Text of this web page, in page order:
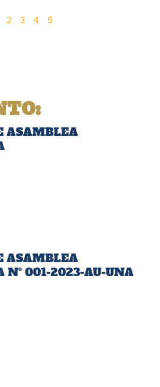
2 3 4 5
ASAMBLEA
ASAMBLEA
Nº 001-2023-AU-UNA